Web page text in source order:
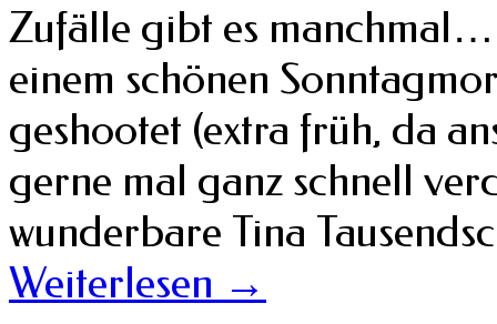
Zufälle gibt es
einem schönen
geshootet (extra früh, da
gerne mal ganz schnell
wunderbare Tina
Weiterlesen →